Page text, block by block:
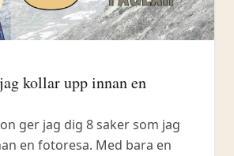
kollar upp innan en
ger jag dig 8 saker som jag
en fotoresa. Med bara en